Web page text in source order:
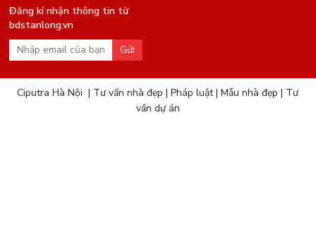
Đăng kí nhận thông tin từ
bdstanlong.vn
Gửi
Ciputra Hà Nội | Tư vấn nhà đẹp |Pháp luật|Mẫu nhà đẹp | Tư
vấn dự án